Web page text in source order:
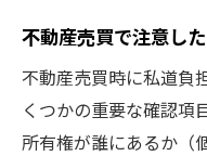
不動産売買で注意し
不動産売買時に私道負
くつかの重要な確認項
所有権が誰にあるか（